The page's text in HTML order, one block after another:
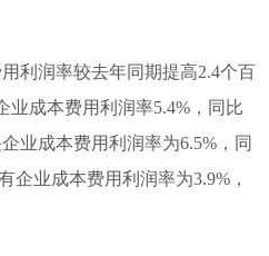
利润率较去年同期提高2.4个百
业成本费用利润率5.4%，同比
业成本费用利润率为6.5%，同
企业成本费用利润率为3.9%，